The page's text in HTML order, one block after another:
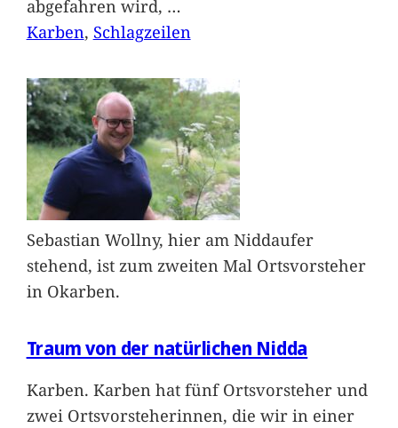
abgefahren wird, …
Karben, Schlagzeilen
Sebastian Wollny, hier am Niddaufer
stehend, ist zum zweiten Mal Ortsvorsteher
in Okarben.
Traum von der natürlichen Nidda
Karben. Karben hat fünf Ortsvorsteher und
zwei Ortsvorsteherinnen, die wir in einer